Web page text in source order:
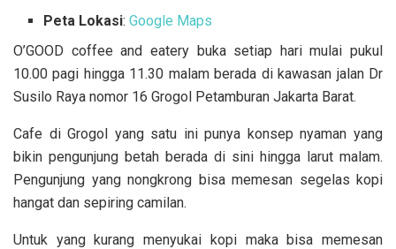
Peta Lokasi:Google Maps
O’GOOD coffee and eatery buka setiap hari mulai pukul
10.00 pagi hingga 11.30 malam berada di kawasan jalan Dr
Susilo Raya nomor 16 Grogol Petamburan Jakarta Barat.
Cafe di Grogol yang satu ini punya konsep nyaman yang
bikin pengunjung betah berada di sini hingga larut malam.
Pengunjung yang nongkrong bisa memesan segelas kopi
hangat dan sepiring camilan.
Untuk yang kurang menyukai kopi maka bisa memesan